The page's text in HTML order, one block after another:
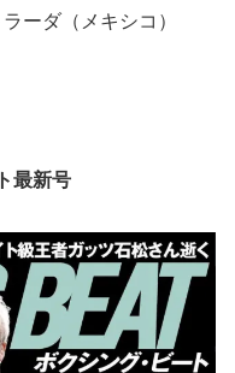
ーダ（メキシコ）
最新号